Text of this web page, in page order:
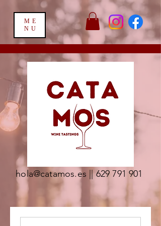
ME
NU
hola@catamos.es ||629 791 901